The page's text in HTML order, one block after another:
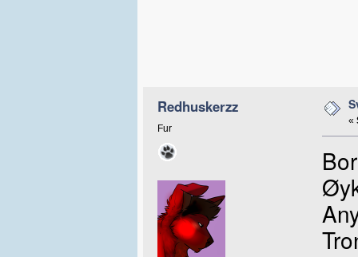
Redhuskerzz
Fur
«